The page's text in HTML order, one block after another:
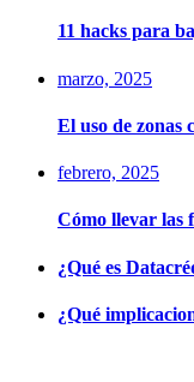
11 hacks para
marzo, 2025
El uso de zonas
febrero, 2025
Cómo llevar las
¿Qué es
¿Qué